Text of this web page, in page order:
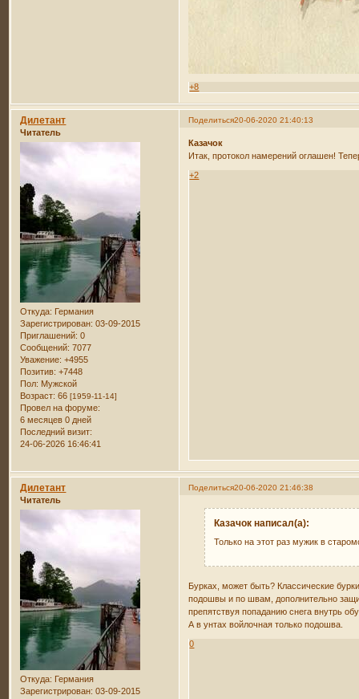
+8
Поделиться20-06-2020 21:40:13
Дилетант
Читатель
Откуда: Германия
Зарегистрирован: 03-09-2015
Приглашений: 0
Сообщений: 7077
Уважение: +4955
Позитив: +7448
Пол: Мужской
Возраст: 66[1959-11-14]
Провел на форуме:
6 месяцев 0 дней
Последний визит:
24-06-2026 16:46:41
Казачок
Итак, протокол намерений оглашен!
+2
Поделиться20-06-2020 21:46:38
Дилетант
Читатель
Откуда: Германия
Зарегистрирован: 03-09-2015
Казачок написал(а):
Только на этот раз мужик в
Бурках, может быть? Классические
подошвы и по швам, дополнительно
препятствуя попаданию снега внутрь
А в унтах войлочная только подошва.
0